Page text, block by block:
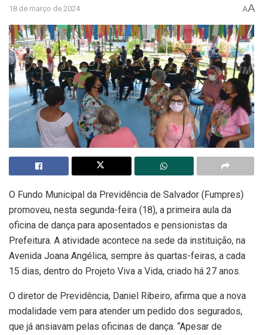
18 de março de 2024 AA
O Fundo Municipal da Previdência de Salvador (Fumpres)
promoveu, nesta segunda-feira (18), a primeira aula da
oficina de dança para aposentados e pensionistas da
Prefeitura. A atividade acontece na sede da instituição, na
Avenida Joana Angélica, sempre às quartas-feiras, a cada
15 dias, dentro do Projeto Viva a Vida, criado há 27 anos.
O diretor de Previdência, Daniel Ribeiro, afirma que a nova
modalidade vem para atender um pedido dos segurados,
que já ansiavam pelas oficinas de dança. “Apesar de